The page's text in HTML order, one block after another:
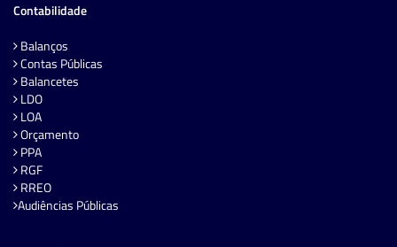
Contabilidade
Balanços
Contas Públicas
Balancetes
LDO
LOA
Orçamento
PPA
RGF
RREO
Audiências Públicas